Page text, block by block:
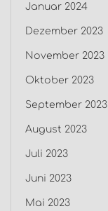
Januar 2024
Dezember 2023
November 2023
Oktober 2023
September 2023
August 2023
Juli 2023
Juni 2023
Mai 2023